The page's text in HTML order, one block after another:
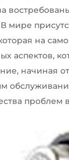
мире
на
аспектов,
начиная
проблем